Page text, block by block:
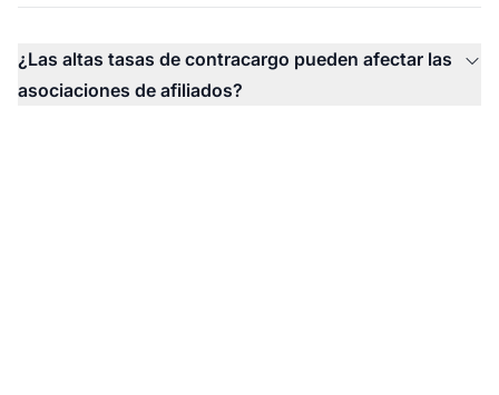
¿Las altas tasas de contracargo pueden afectar las
asociaciones de afiliados?